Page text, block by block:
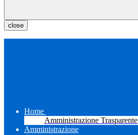
close
Home
Amministrazione Trasparente
Amministrazione